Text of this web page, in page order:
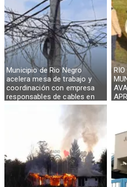
Municipio de Rio Negro
acelera mesa de trabajo y
coordinación con empresa
responsables de cables en